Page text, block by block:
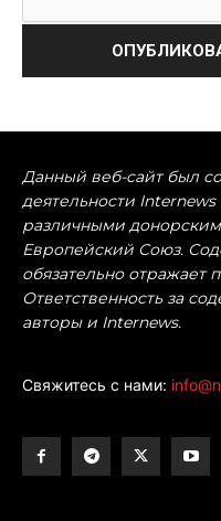
Данный веб-сайт был
деятельности
различными
Европейский Союз.
обязательно отражает
Ответственность за
авторы и Internews.
Свяжитесь с нами: